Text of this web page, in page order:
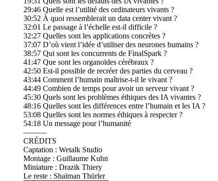
29:46 Quelle est l’utilité des ordinateurs vivants ?
30:52 À quoi ressemblerait un data center vivant ?
32:01 Le passage à l’échelle est-il difficile ?
32:27 Quelles sont les applications concrètes ?
37:07 D’où vient l’idée d’utiliser des neurones humains ?
38:57 Qui sont les concurrents de FinalSpark ?
41:47 Que sont les organoïdes cérébraux ?
42:50 Est-il possible de recréer des parties du cerveau ?
43:44 Comment l’humain maîtrise-t-il le vivant ?
44:49 Combien de temps pour avoir un serveur vivant ?
45:30 Quels sont les problèmes éthiques des IA vivantes ?
48:16 Quelles sont les différences entre l’humain et les IA ?
53:08 Quelles sont les normes éthiques à respecter ?
54:18 Un message pour l’humanité
———
CRÉDITS
Captation : Wetalk Studio
Montage : Guillaume Kuhn
Miniature : Drazik Thiery
Le reste : Shaïman Thürler